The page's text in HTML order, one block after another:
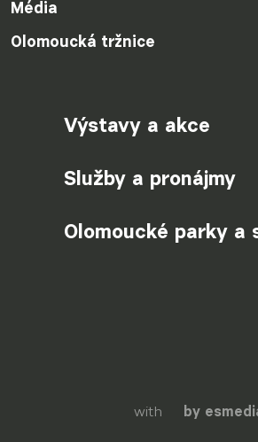
Média
Olomoucká tržnice
Výstavy a akce
Služby a pronájmy
Olomoucké parky a
with by